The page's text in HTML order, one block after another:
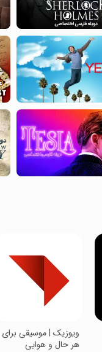
ویوزیک | موسیقی برای
هر حال و هوایی